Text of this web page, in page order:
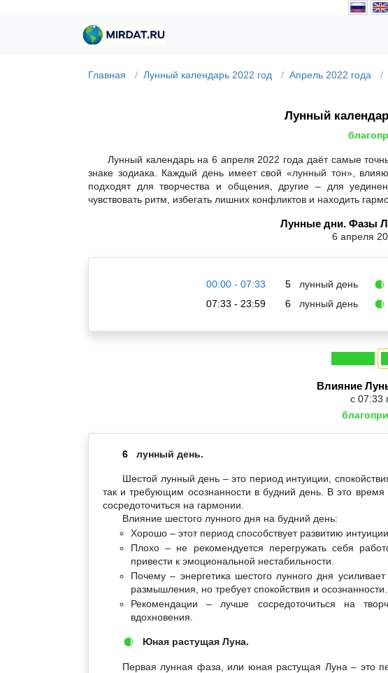
Главная Лунный календарь 2022 год Апрель 2022 года
Лунный
Лунный календарь на 6 апреля 2022 года даёт самые
знаке зодиака. Каждый день имеет свой «лунный тон»,
подходят для творчества и общения, другие – для
чувствовать ритм, избегать лишних конфликтов и находить
Лунные дни. Фазы
6 апреля
00:00 - 07:33 5 лунный день 🌒
07:33 - 23:59
6 лунный день 🌒
Влияние
с 07:33
6 лунный день.
Шестой лунный день – это период интуиции,
так и требующим осознанности в будний день. В это
сосредоточиться на гармонии.
Влияние шестого лунного дня на будний день:
Хорошо – этот период способствует развитию
Плохо – не рекомендуется перегружать себя
привести к эмоциональной нестабильности.
Почему – энергетика шестого лунного дня
размышления, но требует спокойствия и осознанности.
Рекомендации – лучше сосредоточиться на
вдохновения.
🌒 Юная растущая Луна.
Первая лунная фаза, или юная растущая Луна – это